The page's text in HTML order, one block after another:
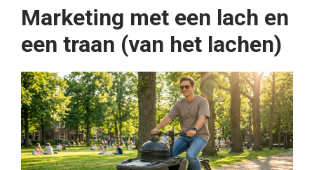
Marketing met een lach en
een traan (van het lachen)